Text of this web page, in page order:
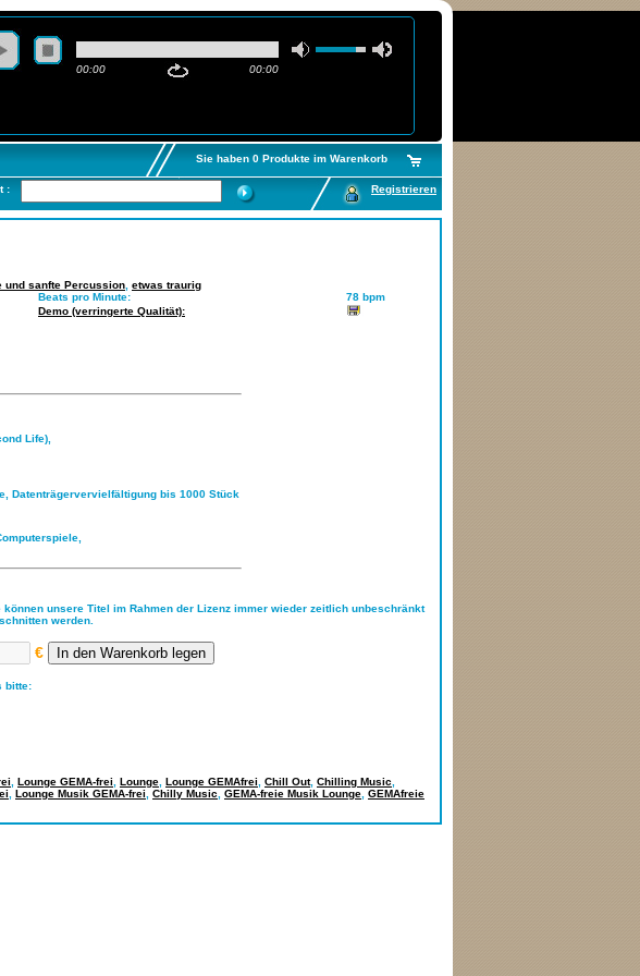
00:00 00:00
Sie haben 0 Produkte im Warenkorb
: Registrieren
und sanfte Percussion etwas traurig
Beats pro Minute:
78 bpm
Demo (verringerte Qualität):
Life),
Datenträgervervielfältigung bis 1000 Stück
unsere Titel im Rahmen der Lizenz immer wieder zeitlich unbeschränkt
werden.
€
bitte:
Lounge GEMA-frei Lounge Lounge GEMAfrei Chill Out, Chilling Music
Lounge Musik GEMA-frei Chilly Music GEMA-freie Musik Lounge GEMAfreie